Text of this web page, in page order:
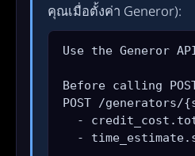
คุณเมื่อตั้งค่า Generor):
Use the Generor
Before calling
POST /
-
-